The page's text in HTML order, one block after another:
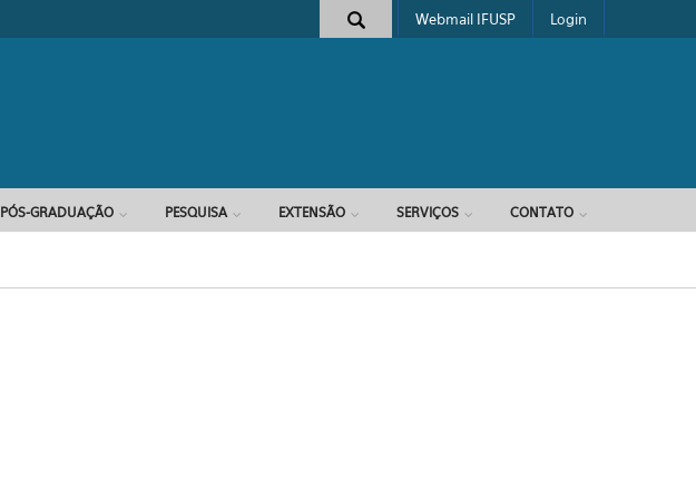
Formulário de busca
Webmail IFUSP Login
PÓS-GRADUAÇÃO PESQUISA EXTENSÃO SERVIÇOS CONTATO